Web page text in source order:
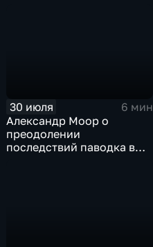
30 июля
6 мин
Александр Моор о
преодолении
последствий паводка в